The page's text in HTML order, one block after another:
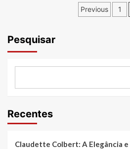
Previous 1
Pesquisar
Recentes
Claudette Colbert: A Elegância